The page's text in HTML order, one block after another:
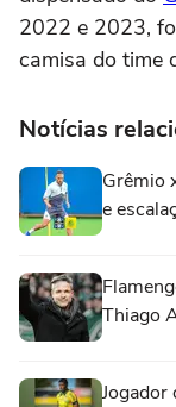
2022 e 2023,
camisa do time
Notícias
Grêmio
e
Thiago
Jogador